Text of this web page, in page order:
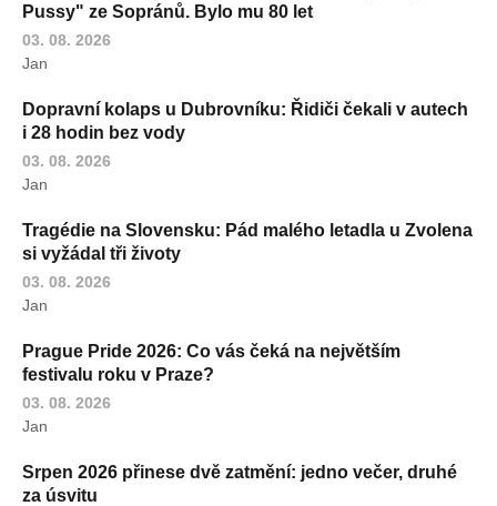
Pussy" ze Sopránů. Bylo mu 80 let
03. 08. 2026
Jan
Dopravní kolaps u Dubrovníku: Řidiči čekali v autech
i 28 hodin bez vody
03. 08. 2026
Jan
Tragédie na Slovensku: Pád malého letadla u Zvolena
si vyžádal tři životy
03. 08. 2026
Jan
Prague Pride 2026: Co vás čeká na největším
festivalu roku v Praze?
03. 08. 2026
Jan
Srpen 2026 přinese dvě zatmění: jedno večer, druhé
za úsvitu